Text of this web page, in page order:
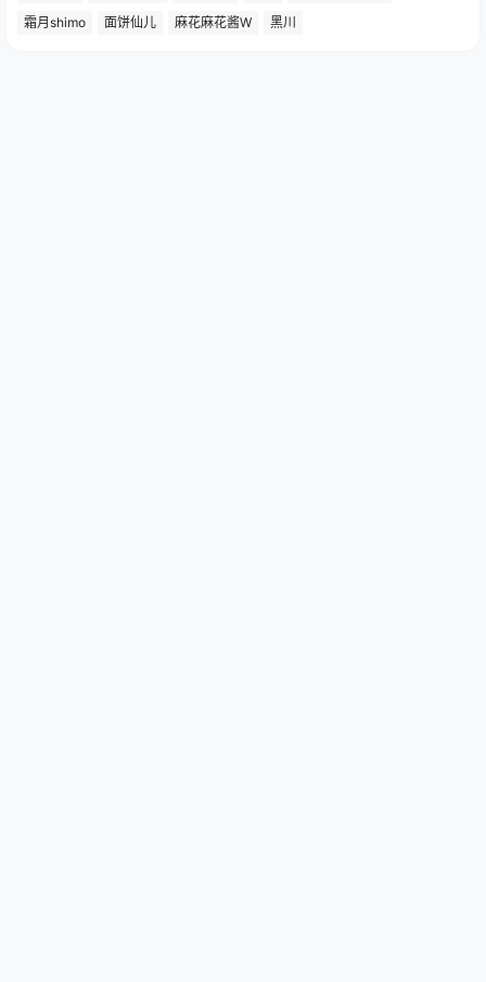
霜月shimo
面饼仙儿 麻花麻花酱W 黑川